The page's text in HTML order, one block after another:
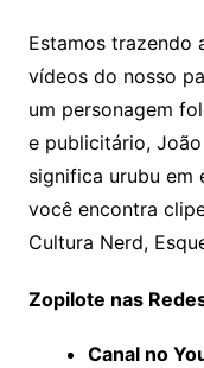
Estamos trazendo
vídeos do nosso
um personagem
e publicitário, João
significa urubu em
você encontra
Cultura Nerd,
Zopilote nas
Canal no